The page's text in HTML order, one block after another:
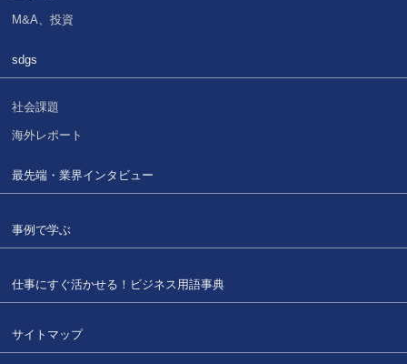
M&A、投資
sdgs
社会課題
海外レポート
最先端・業界インタビュー
事例で学ぶ
仕事にすぐ活かせる！ ビジネス用語事典
サイトマップ